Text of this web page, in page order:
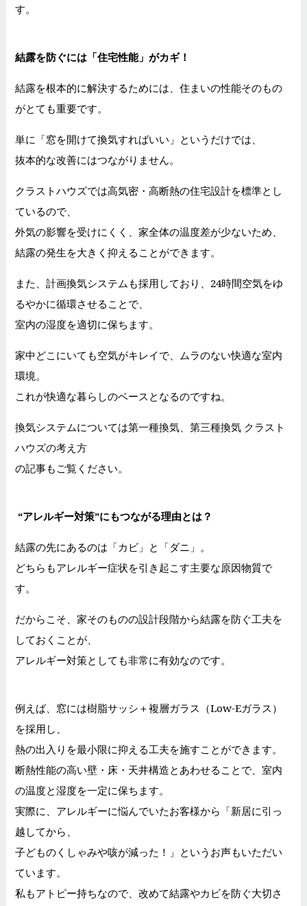
す。
結露を防ぐには「住宅性能」がカギ！
結露を根本的に解決するためには、住まいの性能そのもの
がとても重要です。
単に「窓を開けて換気すればいい」というだけでは、
抜本的な改善にはつながりません。
クラストハウズでは高気密・高断熱の住宅設計を標準とし
ているので、
外気の影響を受けにくく、家全体の温度差が少ないため、
結露の発生を大きく抑えることができます。
また、計画換気システムも採用しており、24時間空気をゆ
るやかに循環させることで、
室内の湿度を適切に保ちます。
家中どこにいても空気がキレイで、ムラのない快適な室内
環境。
これが快適な暮らしのベースとなるのですね。
換気システムについては第一種換気、第三種換気 クラスト
ハウズの考え方
の記事もご覧ください。
“アレルギー対策”にもつながる理由とは？
結露の先にあるのは「カビ」と「ダニ」。
どちらもアレルギー症状を引き起こす主要な原因物質で
す。
だからこそ、家そのものの設計段階から結露を防ぐ工夫を
しておくことが、
アレルギー対策としても非常に有効なのです。
例えば、窓には樹脂サッシ＋複層ガラス（Low-Eガラス）
を採用し、
熱の出入りを最小限に抑える工夫を施すことができます。
断熱性能の高い壁・床・天井構造とあわせることで、 室内
の温度と湿度を一定に保ちます。
実際に、アレルギーに悩んでいたお客様から「新居に引っ
越してから、
子どものくしゃみや咳が減った！」というお声もいただい
ています。
私もアトピー持ちなので、改めて結露やカビを防ぐ大切さ